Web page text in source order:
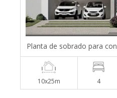
Planta de sobrado para
10x25m 4